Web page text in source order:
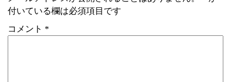
付いている欄は必須項目です
コメント *